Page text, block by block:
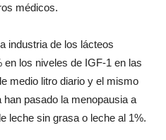
médicos.
industria de los lácteos
en los niveles de IGF-1 en las
medio litro diario y el mismo
pasado la menopausia a
leche sin grasa o leche al 1%.